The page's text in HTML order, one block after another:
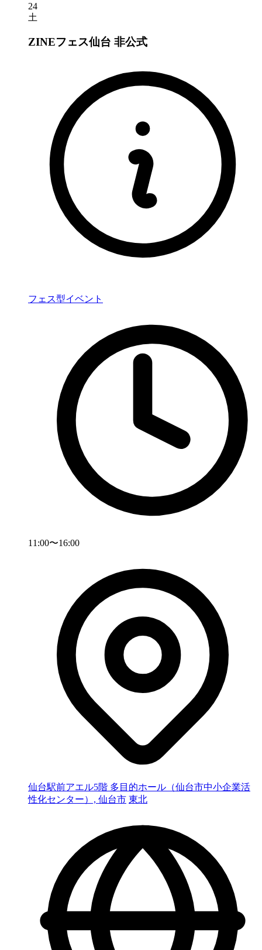
24
土
ZINEフェス仙台 非公式
フェス型イベント
11:00〜16:00
仙台駅前アエル5階 多目的ホール（仙台市中小企業活
性化センター）, 仙台市 東北